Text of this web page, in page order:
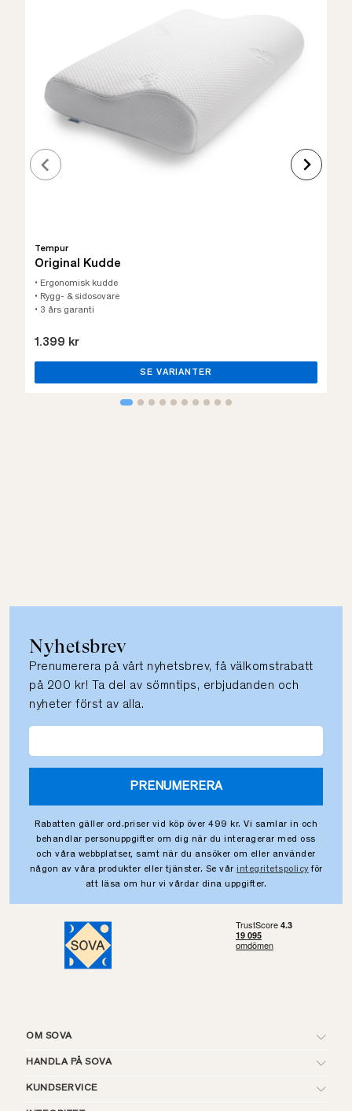
Tempur
Original Kudde
• Ergonomisk kudde
• Rygg- & sidosovare
• 3 års garanti
1.399 kr
SE VARIANTER
Nyhetsbrev
Prenumerera på vårt nyhetsbrev, få välkomstrabatt
på 200 kr! Ta del av sömntips, erbjudanden och
nyheter först av alla.
PRENUMERERA
Rabatten gäller ord.priser vid köp över 499 kr. Vi samlar in och
behandlar personuppgifter om dig när du interagerar med oss
och våra webbplatser, samt när du ansöker om eller använder
någon av våra produkter eller tjänster. Se vår integritetspolicy för
att läsa om hur vi vårdar dina uppgifter.
OM SOVA
HANDLA PÅ SOVA
KUNDSERVICE